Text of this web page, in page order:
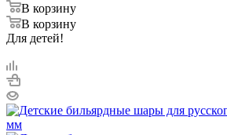
В корзину
В корзину
Для детей!